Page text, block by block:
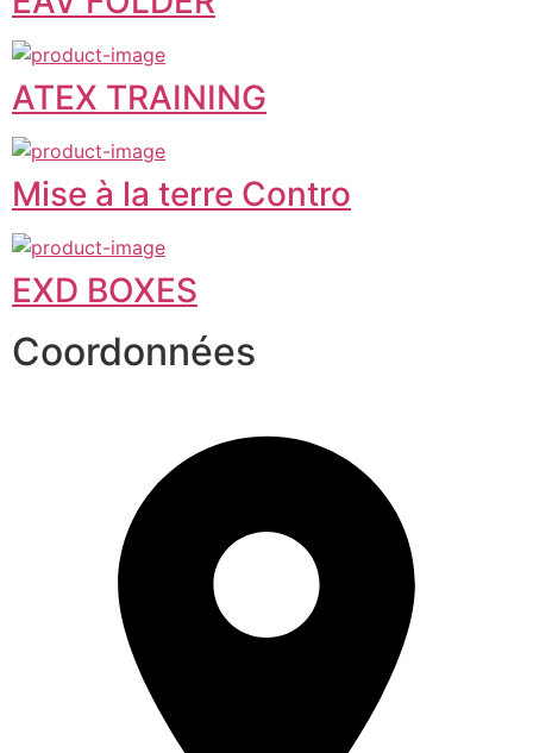
ATEX TRAINING
Mise à la terre Contro
EXD BOXES
Coordonnées